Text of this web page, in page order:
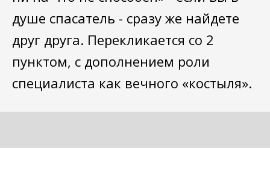
душе спасатель - сразу же найдете
друг друга. Перекликается со 2
пунктом, с дополнением роли
специалиста как вечного «костыля».